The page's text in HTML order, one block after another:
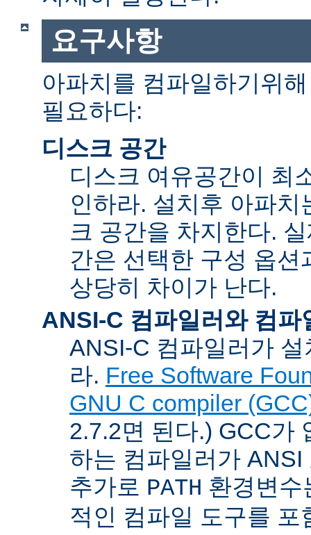
요구사항
아파치를 컴파일하기위
필요하다:
디스크 공간
디스크 여유공간이 최
인하라. 설치후 아파
크 공간을 차지한다.
간은 선택한 구성 옵
상당히 차이가 난다.
ANSI-C 컴파일러와 컴파
ANSI-C 컴파일러가
라. Free Software
GNU C compiler
2.7.2면 된다.) GCC가
하는 컴파일러가
추가로 PATH 환경변
적인 컴파일 도구를 포